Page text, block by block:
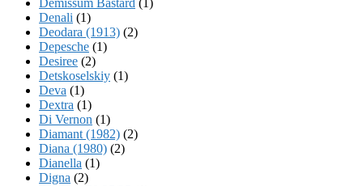
Denali (1)
Deodara (1913) (2)
Depesche (1)
Desiree (2)
Detskoselskiy (1)
Deva (1)
Dextra (1)
Di Vernon (1)
Diamant (1982) (2)
Diana (1980) (2)
Dianella (1)
Digna (2)